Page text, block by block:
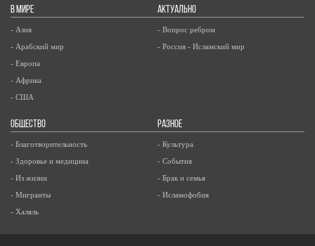
В МИРЕ
- Азия
- Арабский мир
- Европа
- Африка
- США
АКТУАЛЬНО
- Вопрос ребром
- Россия - Исламский мир
ОБЩЕСТВО
- Благотворительность
- Здоровье и медицина
- Из жизни
- Мигранты
- Халяль
РАЗНОЕ
- Культура
- События
- Брак и семья
- Исламофобия